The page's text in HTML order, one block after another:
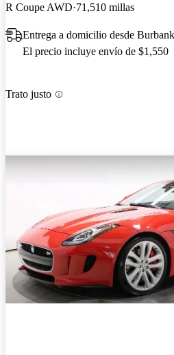
R Coupe AWD 71,510 millas
Entrega a domicilio desde
El precio incluye envío de $1,550
Trato justo